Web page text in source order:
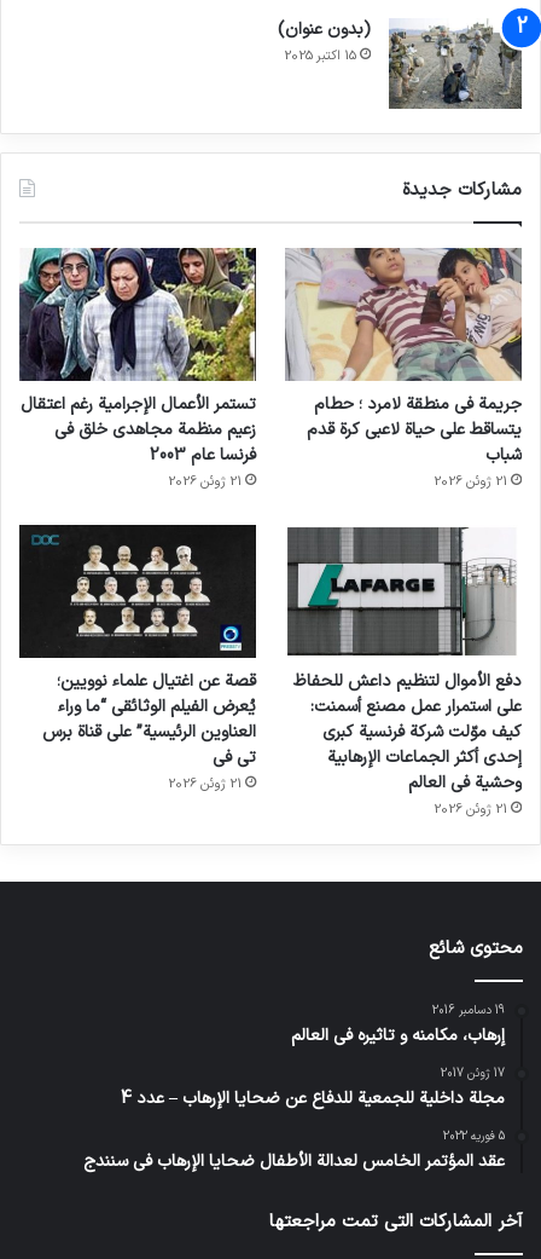
(بدون عنوان)
15 اکتبر 2025
مشاركات جديدة
جريمة في منطقة لامرد ؛ حطام
يتساقط على حياة لاعبي كرة قدم
شباب
21 ژوئن 2026
تستمر الأعمال الإجرامية رغم اعتقال
زعيم منظمة مجاهدي خلق في
فرنسا عام 2003
21 ژوئن 2026
دفع الأموال لتنظيم داعش للحفاظ
على استمرار عمل مصنع أسمنت:
كيف موّلت شركة فرنسية كبرى
إحدى أكثر الجماعات الإرهابية
وحشية في العالم
21 ژوئن 2026
قصة عن اغتيال علماء نوويين؛
يُعرض الفيلم الوثائقي “ما وراء
العناوين الرئيسية” على قناة برس
تي في
21 ژوئن 2026
محتوى شائع
19 دسامبر 2016
إرهاب، مكامنه و تاثيره في العالم
17 ژوئن 2017
مجلة داخلية للجمعية للدفاع عن ضحايا الإرهاب – عدد 4
5 فوریه 2022
عقد المؤتمر الخامس لعدالة الأطفال ضحايا الإرهاب في سنندج
آخر المشاركات التي تمت مراجعتها